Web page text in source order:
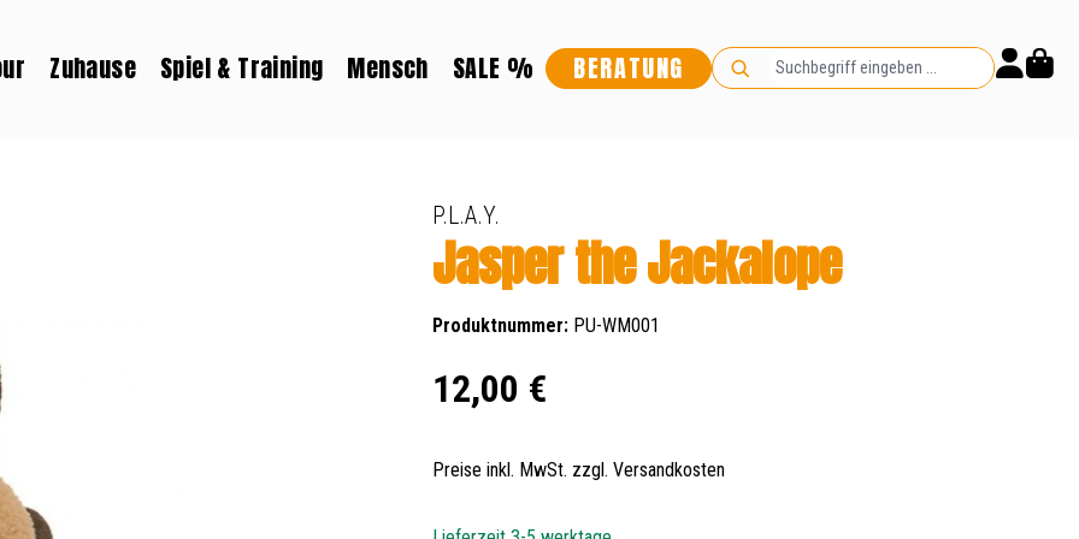
Zuhause Spiel & Training Mensch SALE % BERATUNG
P.L.A.Y.
Jasper the Jackalope
Produktnummer: PU-WM001
Regulärer Preis:
12,00 €
Preise inkl. MwSt. zzgl. Versandkosten